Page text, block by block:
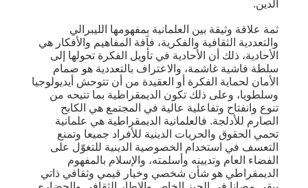
الدين.
ثمة علاقة وثيقة بين العلمانية بمفهومها الليبرالي
والتعددية الثقافية والفكرية، فآفة المفاهيم والأفكار هي
الأحادية، ذلك أن الأحادية في تأويل الفكرة تحولها إلى
سلطة فاشية غاشمة، والاعتراف بالتعددية هو صمام
الأمان لحماية الفكرة أو العقيدة من أن تتوحش أيديولوجيا
وسلطويا، وعلى ذلك تكون الديمقراطية بما تتيحه من
تنوع وانفتاح وتفاعلية عالية في المجتمع هي الكابح
الصارم للأدلجة. فالعلمانية الديمقراطية هي علمانية
تحمي الحقوق والحريات الدينية للأفراد جميعا وتمنع
التعسف في استخدام الخصوصية الدينية للتغوّل على
الفضاء العام وتديينه وأسلمته، والإسلام بالمفهوم
الديمقراطي هو شأن شخصي وخيار قيمي وثقافي ذاتي